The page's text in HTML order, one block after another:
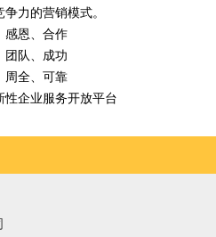
力的营销模式。
感恩、合作
团队、成功
周全、可靠
性企业服务开放平台